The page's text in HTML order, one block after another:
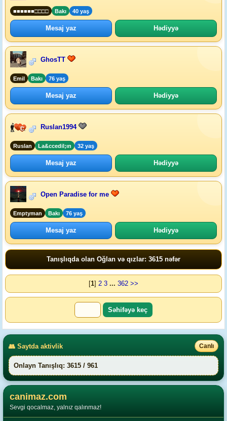
■■■■■■□□□□ Bakı 40 yaş
Mesaj yaz Hədiyyə
GhosTT
Emil Bakı 76 yaş
Mesaj yaz Hədiyyə
Ruslan1994
Ruslan La&ccedil;ın 32 yaş
Mesaj yaz Hədiyyə
Open Paradise for me
Emptyman Bakı 76 yaş
Mesaj yaz Hədiyyə
Tanışlıqda olan Oğlan və qızlar: 3615 nəfər
[1] 2 3 ... 362 >>
👥 Saytda aktivlik Canlı
Onlayn Tanışlıq: 3615 / 961
canimaz.com
Sevgi qocalmaz, yalnız qalınmaz!